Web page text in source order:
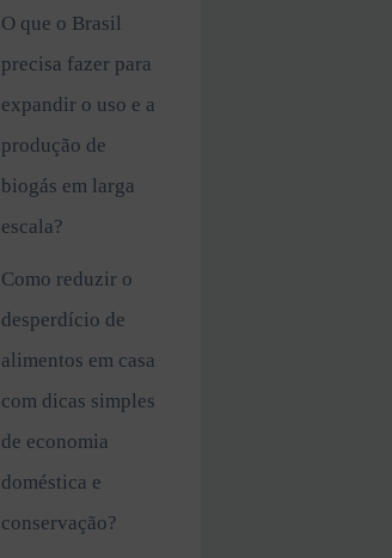
O que o Brasil
precisa fazer para
expandir o uso e a
produção de
biogás em larga
escala?
Como reduzir o
desperdício de
alimentos em casa
com dicas simples
de economia
doméstica e
conservação?